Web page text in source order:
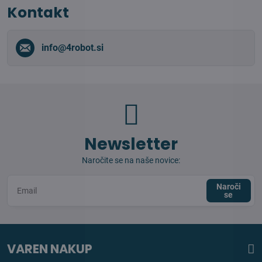
Kontakt
info​@4robot​.si
Newsletter
Naročite se na naše novice:
Naroči
se
VAREN NAKUP